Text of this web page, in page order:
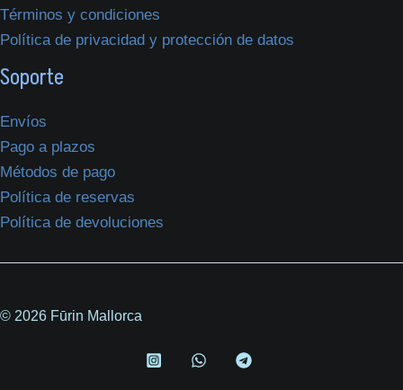
Términos y condiciones
Política de privacidad y protección de datos
Soporte
Envíos
Pago a plazos
Métodos de pago
Política de reservas
Política de devoluciones
© 2026 Fūrin Mallorca